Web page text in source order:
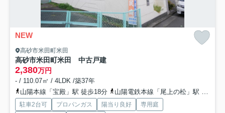
NEW
高砂市米田町米田
高砂市米田町米田 中古戸建
2,380万円
- / 110.07㎡ / 4LDK /築37年
山陽本線「宝殿」駅 徒歩18分
山陽電鉄本線「尾上の松」駅 徒歩57分
駐車2台可 プロパンガス 陽当り良好
専用庭